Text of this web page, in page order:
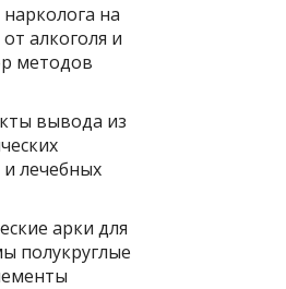
на
алкоголя и
методов
вывода из
лечебных
арки для
полукруглые